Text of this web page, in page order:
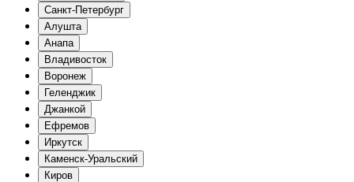
Санкт-Петербург
Алушта
Анапа
Владивосток
Воронеж
Геленджик
Джанкой
Ефремов
Иркутск
Каменск-Уральский
Киров